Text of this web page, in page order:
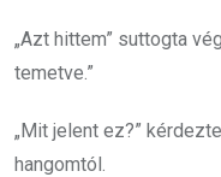
„Azt hittem” suttogta
temetve.”
„Mit jelent ez?”
hangomtól.